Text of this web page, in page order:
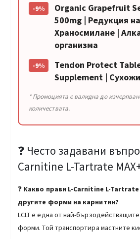
-9%
Organic Grapefruit
500mg | Редукция
Храносмилане |
организма
-9%
Tendon Protect
Supplement |
* Промоцията е валидна до
количествата.
❓ Често задавани
Carnitine L-Tartrate
❓ Какво прави L-Carnitine L-
другите форми на карнитин?
LCLT е една от най-
форми. Той транспортира мастните